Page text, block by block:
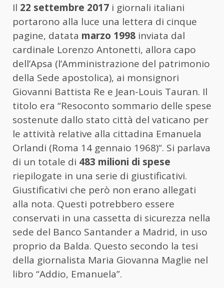
Il 22 settembre 2017 i giornali italiani
portarono alla luce una lettera di cinque
pagine, datata marzo 1998 inviata dal
cardinale Lorenzo Antonetti, allora capo
dell’Apsa (l’Amministrazione del patrimonio
della Sede apostolica), ai monsignori
Giovanni Battista Re e Jean-Louis Tauran. Il
titolo era “Resoconto sommario delle spese
sostenute dallo stato città del vaticano per
le attività relative alla cittadina Emanuela
Orlandi (Roma 14 gennaio 1968)“. Si parlava
di un totale di 483 milioni di spese
riepilogate in una serie di giustificativi.
Giustificativi che però non erano allegati
alla nota. Questi potrebbero essere
conservati in una cassetta di sicurezza nella
sede del Banco Santander a Madrid, in uso
proprio da Balda. Questo secondo la tesi
della giornalista Maria Giovanna Maglie nel
libro “Addio, Emanuela”.